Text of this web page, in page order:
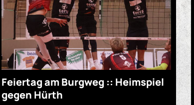
Feiertag am Burgweg :: Heimspiel
gegen Hürth